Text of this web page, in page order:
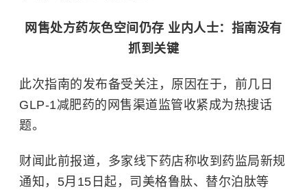
网售处方药灰色空间仍存 业内人士：指南没有
抓到关键
此次指南的发布备受关注，原因在于，前几日
GLP-1减肥药的网售渠道监管收紧成为热搜话
题。
财闻此前报道，多家线下药店称收到药监局新规
通知，5月15日起，司美格鲁肽、替尔泊肽等